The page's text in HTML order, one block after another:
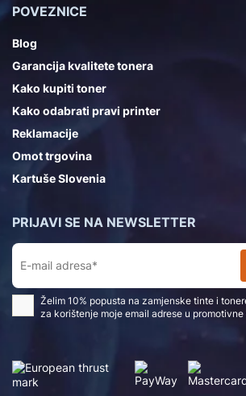
POVEZNICE
Blog
Garancija kvalitete tonera
Kako kupiti toner
Kako odabrati pravi printer
Reklamacije
Omot trgovina
Kartuše Slovenia
PRIJAVI SE NA NEWSLETTER
Želim 10% popusta na zamjenske tinte i
za korištenje moje email adrese u promotivne